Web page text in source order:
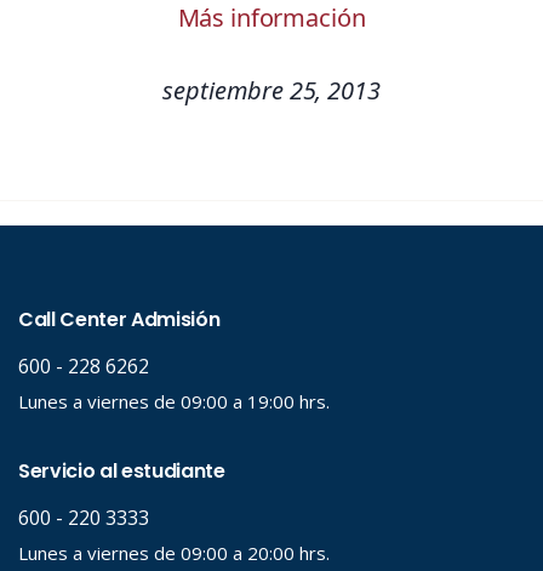
Más información
septiembre 25, 2013